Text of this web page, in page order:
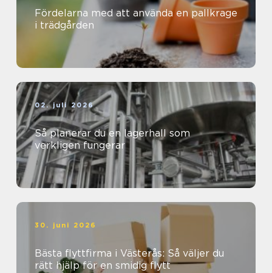
Fördelarna med att använda en pallkrage
i trädgården
02. juli 2026
Så planerar du en lagerhall som
verkligen fungerar
30. juni 2026
Bästa flyttfirma i Västerås: Så väljer du
rätt hjälp för en smidig flytt